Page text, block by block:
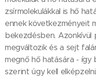
zsírmolekulákkal is hő
ennek következményeit
bekezdésben.
megváltozik és a sejt
megnő hő hatására - így
szerint úgy kell